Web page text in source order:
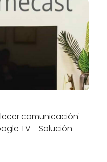
comunicación'
TV - Solución